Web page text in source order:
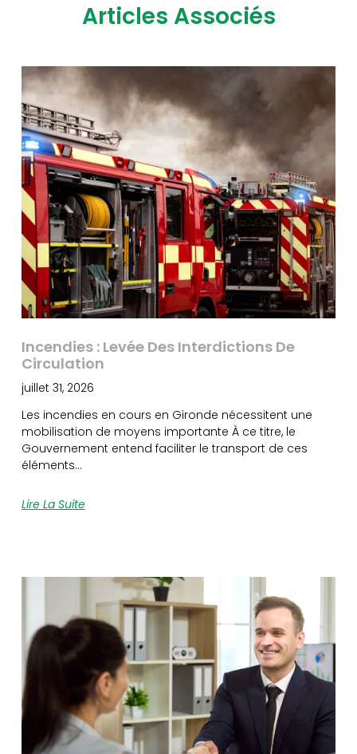
Articles Associés
Incendies : Levée Des Interdictions De
Circulation
juillet 31, 2026
Les incendies en cours en Gironde nécessitent une
mobilisation de moyens importante À ce titre, le
Gouvernement entend faciliter le transport de ces
éléments…
Lire La Suite